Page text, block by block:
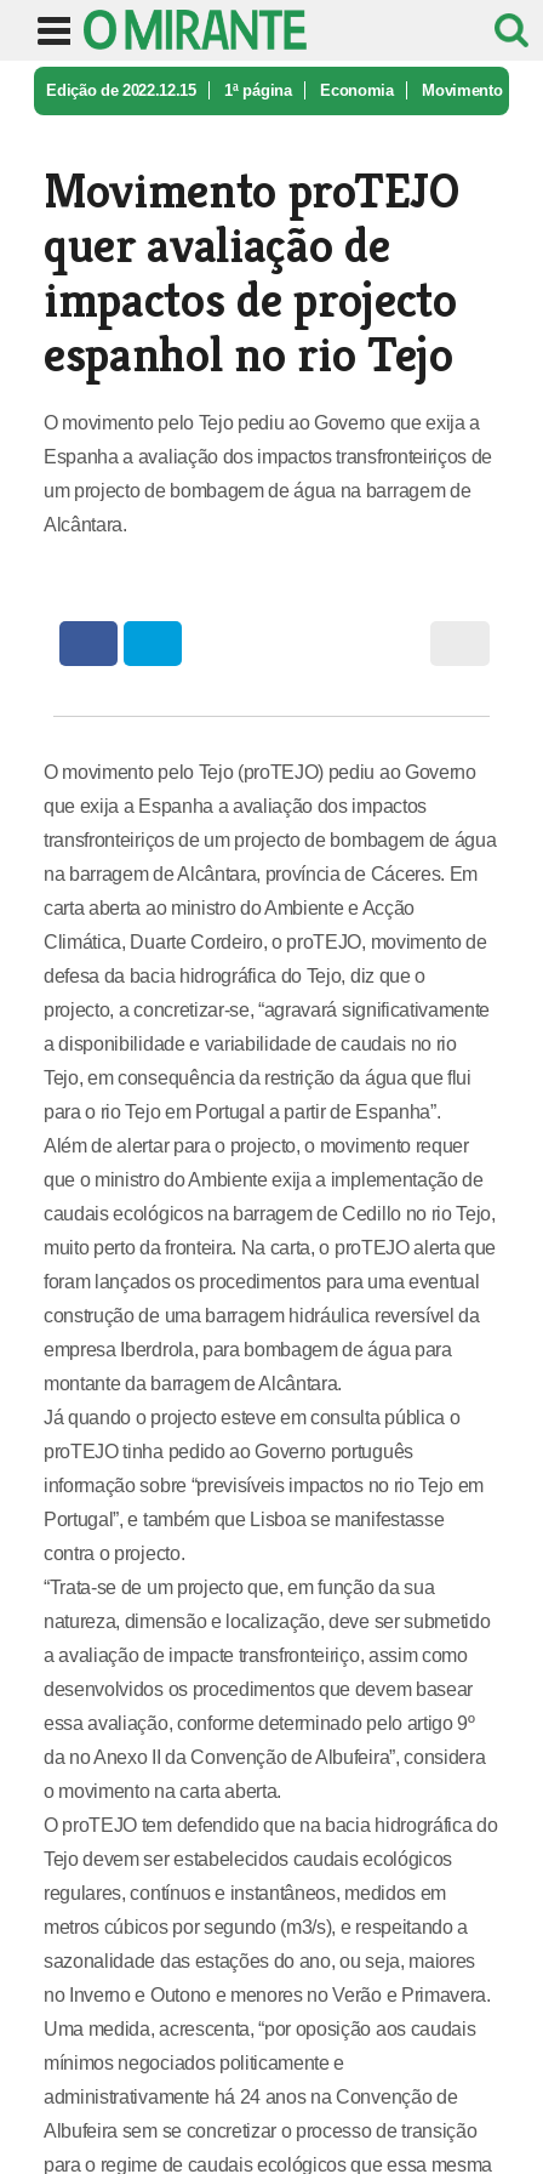
Edição de 2022.12.15 1ª página Economia Movimento
Movimento proTEJO
quer avaliação de
impactos de projecto
espanhol no rio Tejo
O movimento pelo Tejo pediu ao Governo que exija a
Espanha a avaliação dos impactos transfronteiriços de
um projecto de bombagem de água na barragem de
Alcântara.
O movimento pelo Tejo (proTEJO) pediu ao Governo
que exija a Espanha a avaliação dos impactos
transfronteiriços de um projecto de bombagem de água
na barragem de Alcântara, província de Cáceres. Em
carta aberta ao ministro do Ambiente e Acção
Climática, Duarte Cordeiro, o proTEJO, movimento de
defesa da bacia hidrográfica do Tejo, diz que o
projecto, a concretizar-se, “agravará significativamente
a disponibilidade e variabilidade de caudais no rio
Tejo, em consequência da restrição da água que flui
para o rio Tejo em Portugal a partir de Espanha”.
Além de alertar para o projecto, o movimento requer
que o ministro do Ambiente exija a implementação de
caudais ecológicos na barragem de Cedillo no rio Tejo,
muito perto da fronteira. Na carta, o proTEJO alerta que
foram lançados os procedimentos para uma eventual
construção de uma barragem hidráulica reversível da
empresa Iberdrola, para bombagem de água para
montante da barragem de Alcântara.
Já quando o projecto esteve em consulta pública o
proTEJO tinha pedido ao Governo português
informação sobre “previsíveis impactos no rio Tejo em
Portugal”, e também que Lisboa se manifestasse
contra o projecto.
“Trata-se de um projecto que, em função da sua
natureza, dimensão e localização, deve ser submetido
a avaliação de impacte transfronteiriço, assim como
desenvolvidos os procedimentos que devem basear
essa avaliação, conforme determinado pelo artigo 9º
da no Anexo II da Convenção de Albufeira”, considera
o movimento na carta aberta.
O proTEJO tem defendido que na bacia hidrográfica do
Tejo devem ser estabelecidos caudais ecológicos
regulares, contínuos e instantâneos, medidos em
metros cúbicos por segundo (m3/s), e respeitando a
sazonalidade das estações do ano, ou seja, maiores
no Inverno e Outono e menores no Verão e Primavera.
Uma medida, acrescenta, “por oposição aos caudais
mínimos negociados politicamente e
administrativamente há 24 anos na Convenção de
Albufeira sem se concretizar o processo de transição
para o regime de caudais ecológicos que essa mesma